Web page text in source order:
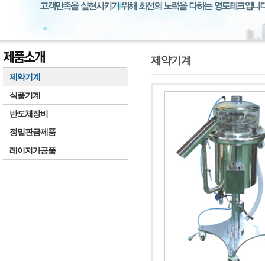
제약기계
식품기계
반도체장비
정밀판금제품
레이저가공품
제약기계